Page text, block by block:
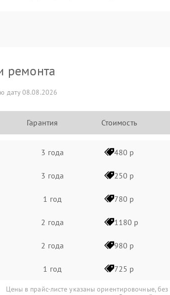
ремонта
дату 08.08.2026
Гарантия Стоимость
3 года 480 р
3 года 250 р
1 год 780 р
2 года 1180 р
2 года 980 р
1 год 725 р
Цены в прайс-листе указаны ориентировочные, без